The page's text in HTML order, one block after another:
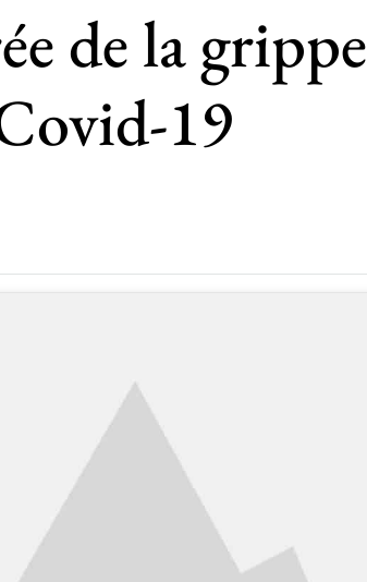
de la grippe
19